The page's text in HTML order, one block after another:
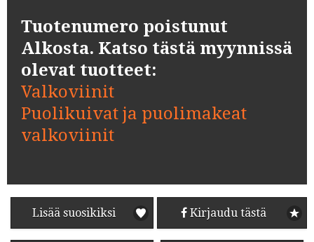
Tuotenumero poistunut
Alkosta. Katso tästä myynnissä
olevat tuotteet:
Valkoviinit
Puolikuivat ja puolimakeat
valkoviinit
Lisää suosikiksi Kirjaudu tästä